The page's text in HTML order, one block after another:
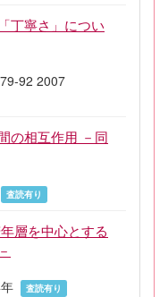
丁寧さ」につい
92 2007
の相互作用 －同
査読有り
層を中心とする
査読有り